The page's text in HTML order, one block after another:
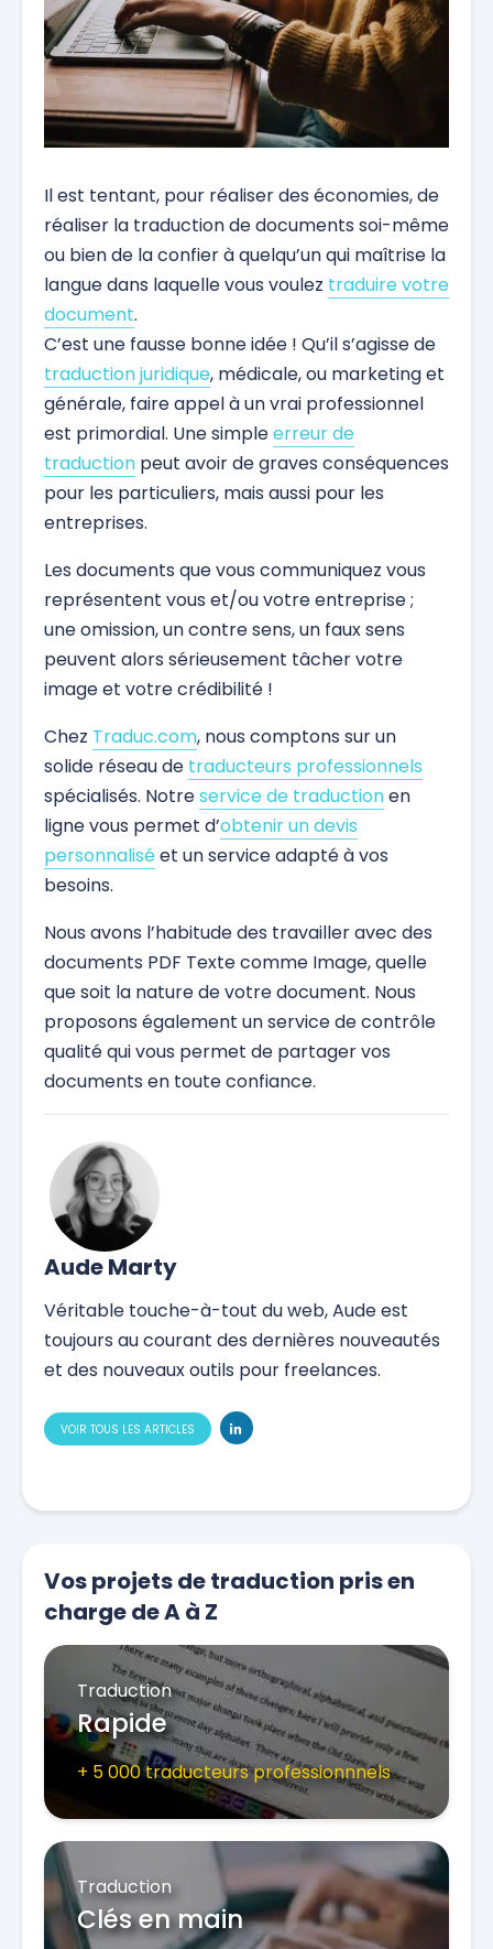
Il est tentant, pour réaliser des économies, de
réaliser la traduction de documents soi-même
ou bien de la confier à quelqu’un qui maîtrise la
langue dans laquelle vous voulez traduire votre
document.
C’est une fausse bonne idée ! Qu’il s’agisse de
traduction juridique, médicale, ou marketing et
générale, faire appel à un vrai professionnel
est primordial. Une simpleerreur de
traduction peut avoir de graves conséquences
pour les particuliers, mais aussi pour les
entreprises.
Les documents que vous communiquez vous
représentent vous et/ou votre entreprise ;
une omission, un contre sens, un faux sens
peuvent alors sérieusement tâcher votre
image et votre crédibilité !
Chez Traduc.com, nous comptons sur un
solide réseau de traducteurs professionnels
spécialisés. Notreservice de traductionen
ligne vous permet d’obtenir un devis
personnaliséet un service adapté à vos
besoins.
Nous avons l’habitude des travailler avec des
documents PDF Texte comme Image, quelle
que soit la nature de votre document. Nous
proposons également un service de contrôle
qualité qui vous permet de partager vos
documents en toute confiance.
Aude Marty
Véritable touche-à-tout du web, Aude est
toujours au courant des dernières nouveautés
et des nouveaux outils pour freelances.
VOIR TOUS LES ARTICLES
Vos projets de traduction pris en
charge de A à Z
Traduction
Rapide
+ 5 000 traducteurs professionnnels
Traduction
Clés en main